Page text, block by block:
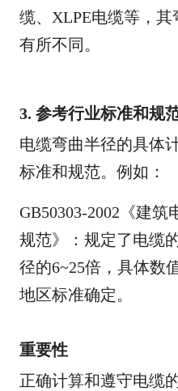
缆、XLPE电缆等，
有所不同。
3. 参考行业标准和规
电缆弯曲半径的具体
标准和规范。例如：
GB50303-2002《建
规范》：规定了电缆
径的6~25倍，具体数
地区标准确定。
重要性
正确计算和遵守电缆